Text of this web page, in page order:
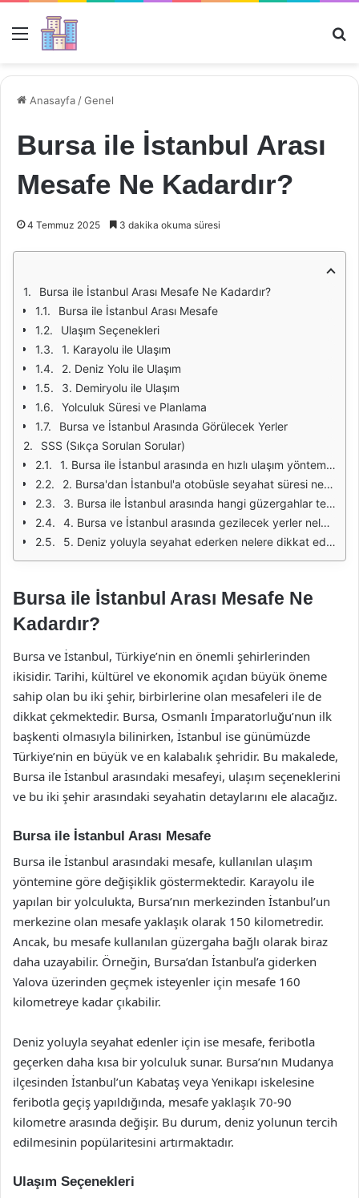
Menü
Anasayfa /Genel
Bursa ile İstanbul Arası
Mesafe Ne Kadardır?
4 Temmuz 2025 3 dakika okuma süresi
Bursa ile İstanbul Arası Mesafe Ne Kadardır?
Bursa ile İstanbul Arası Mesafe
Ulaşım Seçenekleri
1. Karayolu ile Ulaşım
2. Deniz Yolu ile Ulaşım
3. Demiryolu ile Ulaşım
Yolculuk Süresi ve Planlama
Bursa ve İstanbul Arasında Görülecek Yerler
SSS (Sıkça Sorulan Sorular)
1. Bursa ile İstanbul arasında en hızlı ulaşım yöntemi hangisidir?
2. Bursa'dan İstanbul'a otobüsle seyahat süresi ne kadardır?
3. Bursa ile İstanbul arasında hangi güzergahlar tercih edilebilir?
4. Bursa ve İstanbul arasında gezilecek yerler nelerdir?
5. Deniz yoluyla seyahat ederken nelere dikkat edilmelidir?
Bursa ile İstanbul Arası Mesafe Ne
Kadardır?
Bursa ve İstanbul, Türkiye’nin en önemli şehirlerinden
ikisidir. Tarihi, kültürel ve ekonomik açıdan büyük öneme
sahip olan bu iki şehir, birbirlerine olan mesafeleri ile de
dikkat çekmektedir. Bursa, Osmanlı İmparatorluğu’nun ilk
başkenti olmasıyla bilinirken, İstanbul ise günümüzde
Türkiye’nin en büyük ve en kalabalık şehridir. Bu makalede,
Bursa ile İstanbul arasındaki mesafeyi, ulaşım seçeneklerini
ve bu iki şehir arasındaki seyahatin detaylarını ele alacağız.
Bursa ile İstanbul Arası Mesafe
Bursa ile İstanbul arasındaki mesafe, kullanılan ulaşım
yöntemine göre değişiklik göstermektedir. Karayolu ile
yapılan bir yolculukta, Bursa’nın merkezinden İstanbul’un
merkezine olan mesafe yaklaşık olarak 150 kilometredir.
Ancak, bu mesafe kullanılan güzergaha bağlı olarak biraz
daha uzayabilir. Örneğin, Bursa’dan İstanbul’a giderken
Yalova üzerinden geçmek isteyenler için mesafe 160
kilometreye kadar çıkabilir.
Deniz yoluyla seyahat edenler için ise mesafe, feribotla
geçerken daha kısa bir yolculuk sunar. Bursa’nın Mudanya
ilçesinden İstanbul’un Kabataş veya Yenikapı iskelesine
feribotla geçiş yapıldığında, mesafe yaklaşık 70-90
kilometre arasında değişir. Bu durum, deniz yolunun tercih
edilmesinin popülaritesini artırmaktadır.
Ulaşım Seçenekleri